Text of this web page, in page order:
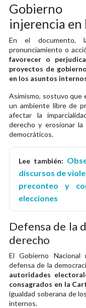
Gobierno
injerencia en
En el documento,
pronunciamiento o
favorecer o
proyectos de
en los asuntos
Asimismo, sostuvo que
un ambiente libre de
afectar la
derecho y erosionar la
democráticos.
Lee también:
discursos de
preconteo y
elecciones
Defensa de la
derecho
El Gobierno
defensa de la
autoridades
consagrados en la
igualdad soberana de
internos.